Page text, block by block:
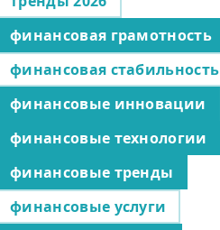
финансовая грамотность
финансовая стабильность
финансовые инновации
финансовые технологии
финансовые тренды
финансовые услуги